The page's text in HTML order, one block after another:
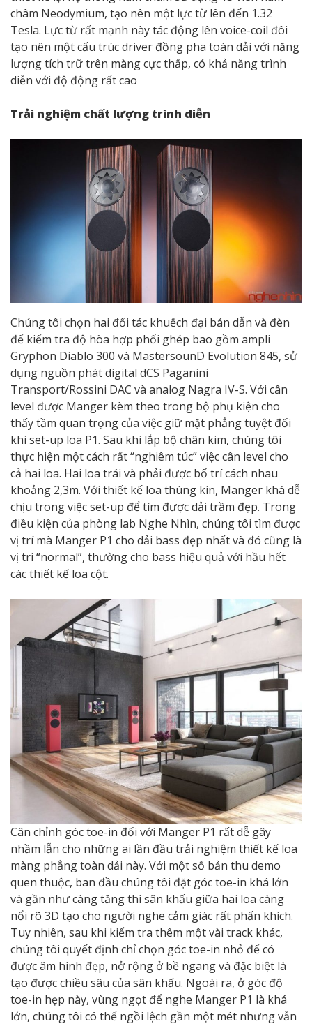
châm Neodymium, tạo nên một lực từ lên đến 1.32
Tesla. Lực từ rất mạnh này tác động lên voice-coil đôi
tạo nên một cấu trúc driver đồng pha toàn dải với năng
lượng tích trữ trên màng cực thấp, có khả năng trình
diễn với độ động rất cao
Trải nghiệm chất lượng trình diễn
Chúng tôi chọn hai đối tác khuếch đại bán dẫn và đèn
để kiểm tra độ hòa hợp phối ghép bao gồm ampli
Gryphon Diablo 300 và MastersounD Evolution 845, sử
dụng nguồn phát digital dCS Paganini
Transport/Rossini DAC và analog Nagra IV-S. Với cân
level được Manger kèm theo trong bộ phụ kiện cho
thấy tầm quan trọng của việc giữ mặt phẳng tuyệt đối
khi set-up loa P1. Sau khi lắp bộ chân kim, chúng tôi
thực hiện một cách rất “nghiêm túc” việc cân level cho
cả hai loa. Hai loa trái và phải được bố trí cách nhau
khoảng 2,3m. Với thiết kế loa thùng kín, Manger khá dễ
chịu trong việc set-up để tìm được dải trầm đẹp. Trong
điều kiện của phòng lab Nghe Nhìn, chúng tôi tìm được
vị trí mà Manger P1 cho dải bass đẹp nhất và đó cũng là
vị trí “normal”, thường cho bass hiệu quả với hầu hết
các thiết kế loa cột.
Cân chỉnh góc toe-in đối với Manger P1 rất dễ gây
nhầm lẫn cho những ai lần đầu trải nghiệm thiết kế loa
màng phẳng toàn dải này. Với một số bản thu demo
quen thuộc, ban đầu chúng tôi đặt góc toe-in khá lớn
và gần như càng tăng thì sân khấu giữa hai loa càng
nổi rõ 3D tạo cho người nghe cảm giác rất phấn khích.
Tuy nhiên, sau khi kiểm tra thêm một vài track khác,
chúng tôi quyết định chỉ chọn góc toe-in nhỏ để có
được âm hình đẹp, nở rộng ở bề ngang và đặc biệt là
tạo được chiều sâu của sân khấu. Ngoài ra, ở góc độ
toe-in hẹp này, vùng ngọt để nghe Manger P1 là khá
lớn, chúng tôi có thể ngồi lệch gần một mét nhưng vẫn